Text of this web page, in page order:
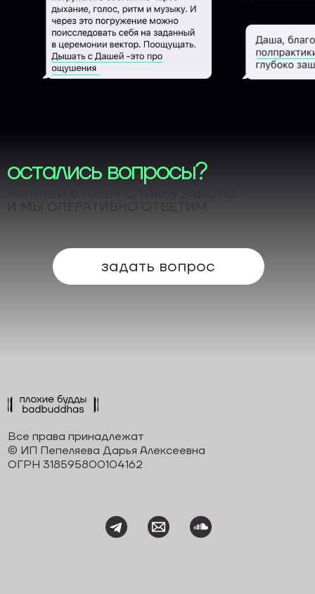
задать вопрос
остались вопросы?
И МЫ ОПЕРАТИВНО ОТВЕТИМ
Все права принадлежат
© ИП Пепеляева Дарья Алексеевна
ОГРН 318595800104162